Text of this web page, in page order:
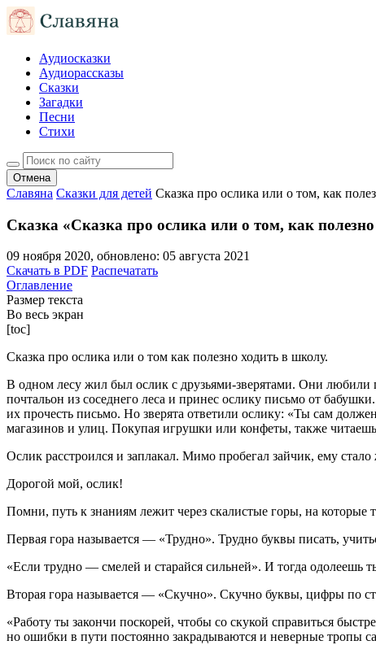
Аудиосказки
Аудиорассказы
Сказки
Загадки
Песни
Стихи
Отмена
Славяна Сказки для детей Сказка про ослика или о том, как
Сказка «Сказка про ослика или о том, как
09 ноября 2020, обновлено: 05 августа 2021
Скачать в PDF Распечатать
Оглавление
Размер текста
Во весь экран
[toc]
Сказка про ослика или о том как полезно ходить в школу.
В одном лесу жил был ослик с друзьями-зверятами. Они любили
почтальон из соседнего леса и принес ослику письмо от
их прочесть письмо. Но зверята ответили ослику: «Ты сам
магазинов и улиц. Покупая игрушки или конфеты, также
Ослик расстроился и заплакал. Мимо пробегал зайчик, ему
Дорогой мой, ослик!
Помни, путь к знаниям лежит через скалистые горы, на которые
Первая гора называется — «Трудно». Трудно буквы писать,
«Если трудно — смелей и старайся сильней». И тогда одолеешь
Вторая гора называется — «Скучно». Скучно буквы, цифры по
«Работу ты закончи поскорей, чтобы со скукой справиться
но ошибки в пути постоянно закрадываются и неверные тропы